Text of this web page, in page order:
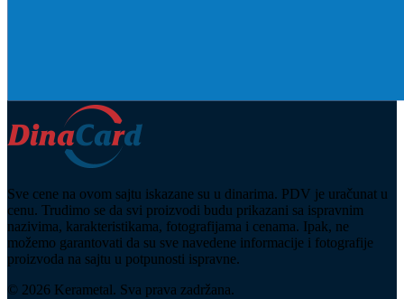
Sve cene na ovom sajtu iskazane su u dinarima. PDV je uračunat u
cenu. Trudimo se da svi proizvodi budu prikazani sa ispravnim
nazivima, karakteristikama, fotografijama i cenama. Ipak, ne
možemo garantovati da su sve navedene informacije i fotografije
proizvoda na sajtu u potpunosti ispravne.
© 2026 Kerametal. Sva prava zadržana.